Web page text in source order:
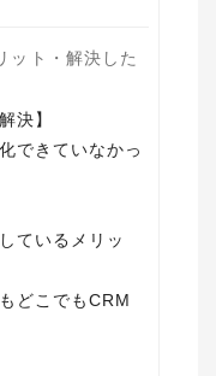
ット・解決した
決】
できていなかっ
ているメリッ
どこでもCRM